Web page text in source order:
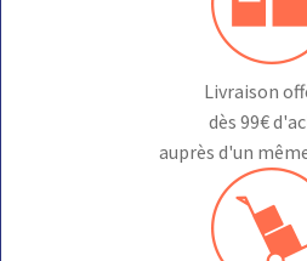
Livraison
dès 99€
auprès d'un